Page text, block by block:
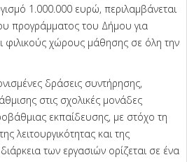
1.000.000 ευρώ, περιλαμβάνεται
προγράμματος του Δήμου για
φιλικούς χώρους μάθησης σε όλη την
δράσεις συντήρησης,
στις σχολικές μονάδες
εκπαίδευσης, με στόχο τη
λειτουργικότητας και της
των εργασιών ορίζεται σε ένα